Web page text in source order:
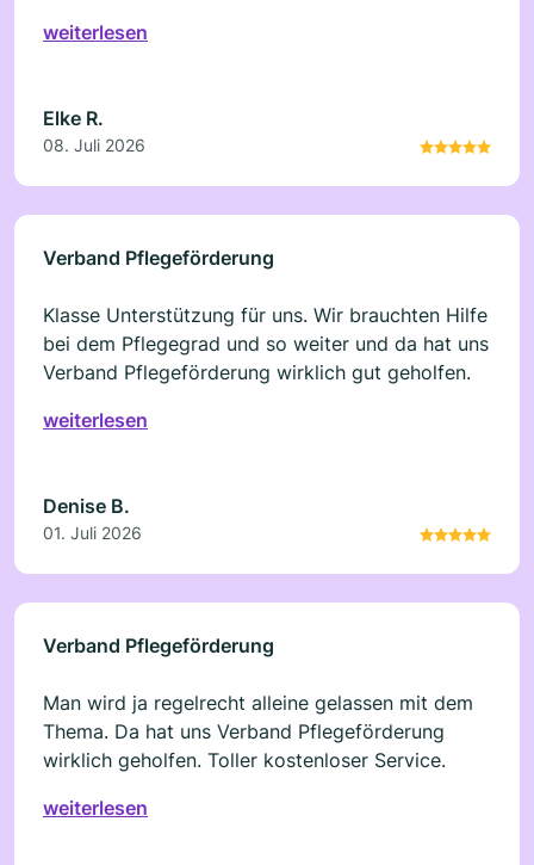
gibt und welche Schritte sinnvoll sind. Danach
weiterlesen
Elke R.
08. Juli 2026
Verband Pflegeförderung
Klasse Unterstützung für uns. Wir brauchten Hilfe
bei dem Pflegegrad und so weiter und da hat uns
Verband Pflegeförderung wirklich gut geholfen.
weiterlesen
Denise B.
01. Juli 2026
Verband Pflegeförderung
Man wird ja regelrecht alleine gelassen mit dem
Thema. Da hat uns Verband Pflegeförderung
wirklich geholfen. Toller kostenloser Service.
weiterlesen